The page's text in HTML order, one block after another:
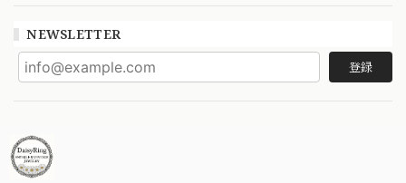
NEWSLETTER
登録